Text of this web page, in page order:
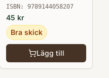
ISBN: 9789144058207
45 kr
Bra skick
Lägg till